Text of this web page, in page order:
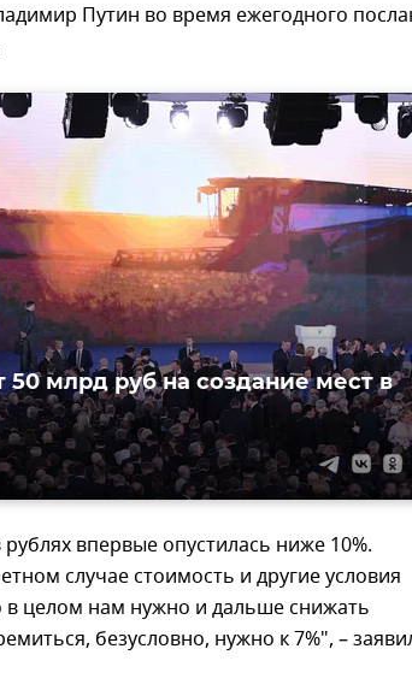
Путин во время ежегодного
млрд руб на создание мест в
впервые опустилась ниже 10%.
случае стоимость и другие условия
в целом нам нужно и дальше снижать
безусловно, нужно к 7%", –